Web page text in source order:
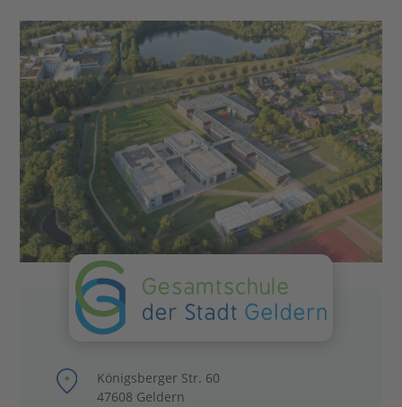
Königsberger Str. 60
47608 Geldern